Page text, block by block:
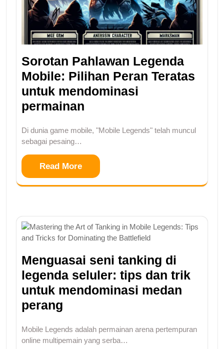
Sorotan Pahlawan Legenda
Mobile: Pilihan Peran Teratas
untuk mendominasi
permainan
Di dunia game mobile, "Mobile Legends" telah muncul
sebagai pesaing…
Read More
Menguasai seni tanking di
legenda seluler: tips dan trik
untuk mendominasi medan
perang
Mobile Legends adalah permainan arena pertempuran
online multipemain yang serba…